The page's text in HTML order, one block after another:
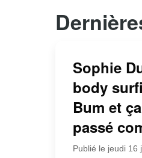
Sophie
body
Bum et
passé
Publié le jeudi 16